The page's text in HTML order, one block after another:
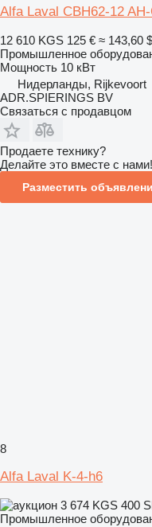
Alfa Laval CBH62-12
12 610 KGS 125 € ≈ 143,60 $
Промышленное
Мощность 10 кВт
Нидерланды, Rijkevoort
ADR.SPIERINGS BV
Связаться с продавцом
Продаете технику?
Делайте это вместе с нами!
Разместить
8
Alfa Laval K-4-h6
3 674 KGS 400
Промышленное